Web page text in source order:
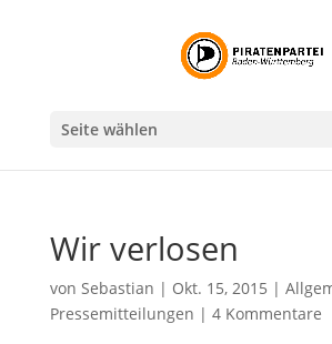
Seite wählen
Wir verlosen
von Sebastian | Okt. 15, 2015 |
Pressemitteilungen | 4 Kommentare